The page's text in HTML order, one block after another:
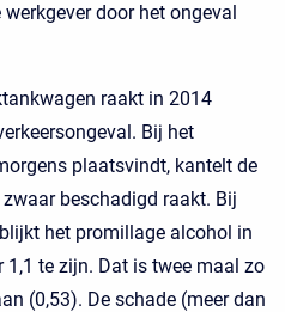
door het ongeval
raakt in 2014
Bij het
plaatsvindt, kantelt de
beschadigd raakt. Bij
het promillage alcohol in
1,1 te zijn. Dat is twee maal zo
(0,53). De schade (meer dan